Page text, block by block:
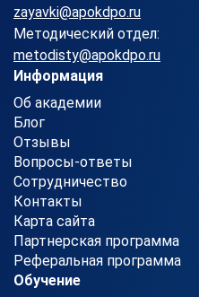
zayavki@apokdpo.ru
Методический отдел:
metodisty@apokdpo.ru
Информация
Об академии
Блог
Отзывы
Вопросы-ответы
Сотрудничество
Контакты
Карта сайта
Партнерская программа
Реферальная программа
Обучение